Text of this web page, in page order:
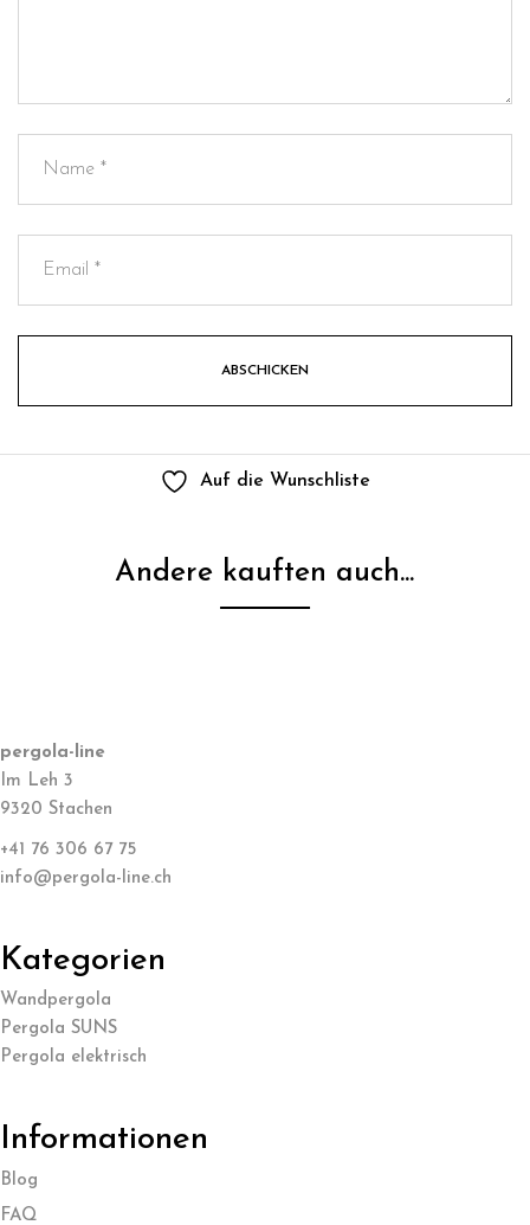
Auf die Wunschliste
Andere kauften auch...
pergola-line
Im Leh 3
9320 Stachen
+41 76 306 67 75
info@pergola-line.ch
Kategorien
Wandpergola
Pergola SUNS
Pergola elektrisch
Informationen
Blog
FAQ